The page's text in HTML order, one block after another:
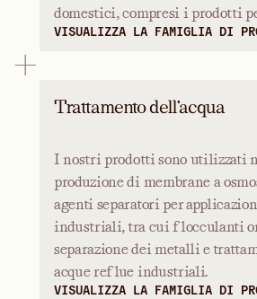
domestici, compresi i prodotti
VISUALIZZA LA FAMIGLIA DI
Trattamento dell'acqua
I nostri prodotti sono utilizzati
produzione di membrane a
agenti separatori per
industriali, tra cui flocculanti
separazione dei metalli e
acque reflue industriali.
VISUALIZZA LA FAMIGLIA DI